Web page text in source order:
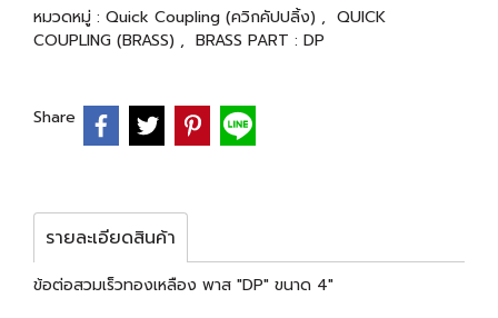
หมวดหมู่ : Quick Coupling (ควิกคัปปลิ้ง) , QUICK
COUPLING (BRASS) , BRASS PART : DP
Share
รายละเอียดสินค้า
ข้อต่อสวมเร็วทองเหลือง พาส "DP" ขนาด 4"